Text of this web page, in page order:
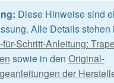
Diese Hinweise sind
Alle Details stehen
für-Schritt-Anleitung:
sowie in den Original-
der